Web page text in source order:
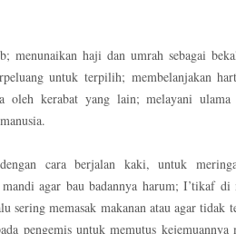
menunaikan haji dan umrah sebagai
untuk terpilih; membelanjakan
kerabat yang lain; melayani ulama
cara berjalan kaki, untuk
agar bau badannya harum; I’tikaf
sering memasak makanan atau agar tidak
pengemis untuk memutus kejemuannya